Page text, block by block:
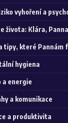
vyhoření a
života: Klára,
tipy, které Pannám
hygiena
a energie
a komunikace
a produktivita